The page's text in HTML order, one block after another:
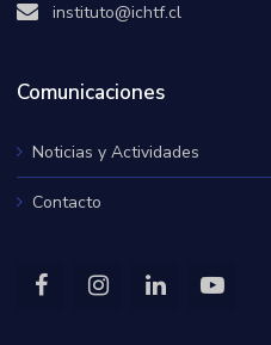
instituto@ichtf.cl
Comunicaciones
Noticias y Actividades
Contacto